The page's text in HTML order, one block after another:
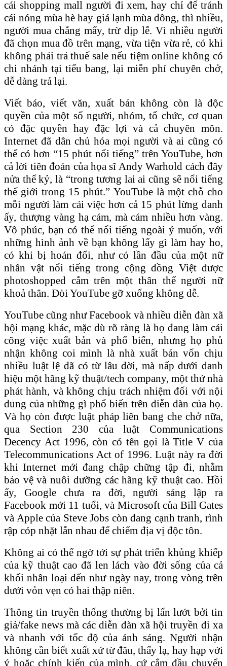
cái shopping mall người đi xem, hay chỉ để tránh
cái nóng mùa hè hay giá lạnh mùa đông, thì nhiều,
người mua chẳng mấy, trừ dịp lễ. Vì nhiều người
đã chọn mua đồ trên mạng, vừa tiện vừa rẻ, có khi
không phải trả thuế sale nếu tiệm online không có
chi nhánh tại tiểu bang, lại miễn phí chuyên chở,
dễ dàng trả lại.
Viết báo, viết văn, xuất bản không còn là độc
quyền của một số người, nhóm, tổ chức, cơ quan
có đặc quyền hay đặc lợi và cả chuyên môn.
Internet đã dân chủ hóa mọi người và ai cũng có
thể có hơn “15 phút nổi tiếng” trên YouTube, hơn
cả lời tiên đoán của họa sĩ Andy Warhold cách đây
nửa thế kỷ, là “trong tương lai ai cũng sẽ nổi tiếng
thế giới trong 15 phút.” YouTube là một chỗ cho
mỗi người làm cái việc hơn cả 15 phút lừng danh
ấy, thượng vàng hạ cám, mà cám nhiều hơn vàng.
Vô phúc, bạn có thể nổi tiếng ngoài ý muốn, với
những hình ảnh về bạn không lấy gì làm hay ho,
có khi bị hoán đổi, như có lần đầu của một nữ
nhân vật nổi tiếng trong cộng đồng Việt được
photoshopped cắm trên một thân thể người nữ
khoả thân. Đòi YouTube gỡ xuống không dễ.
YouTube cũng như Facebook và nhiều diễn đàn xã
hội mạng khác, mặc dù rõ ràng là họ đang làm cái
công việc xuất bản và phổ biến, nhưng họ phủ
nhận không coi mình là nhà xuất bản vốn chịu
nhiều luật lệ đã có từ lâu đời, mà nấp dưới danh
hiệu một hãng kỹ thuật/tech company, một thứ nhà
phát hành, và không chịu trách nhiệm đối với nội
dung của những gì phổ biến trên diễn đàn của họ.
Và họ còn được luật pháp liên bang che chở nữa,
qua Section 230 của luật Communications
Decency Act 1996, còn có tên gọi là Title V của
Telecommunications Act of 1996. Luật này ra đời
khi Internet mới đang chập chững tập đi, nhằm
bảo vệ và nuôi dưỡng các hãng kỹ thuật cao. Hồi
ấy, Google chưa ra đời, người sáng lập ra
Facebook mới 11 tuổi, và Microsoft của Bill Gates
và Apple của Steve Jobs còn đang cạnh tranh, rình
rập cóp nhặt lẫn nhau để chiếm địa vị độc tôn.
Không ai có thể ngờ tới sự phát triển khủng khiếp
của kỹ thuật cao đã len lách vào đời sống của cả
khối nhân loại đến như ngày nay, trong vòng trên
dưới vỏn vẹn có hai thập niên.
Thông tin truyền thống thường bị lấn lướt bởi tin
giả/fake news mà các diễn đàn xã hội truyền đi xa
và nhanh với tốc độ của ánh sáng. Người nhận
không cần biết xuất xứ từ đâu, thấy lạ, hay hạp với
ý hoặc chính kiến của mình, cứ cắm đầu chuyển